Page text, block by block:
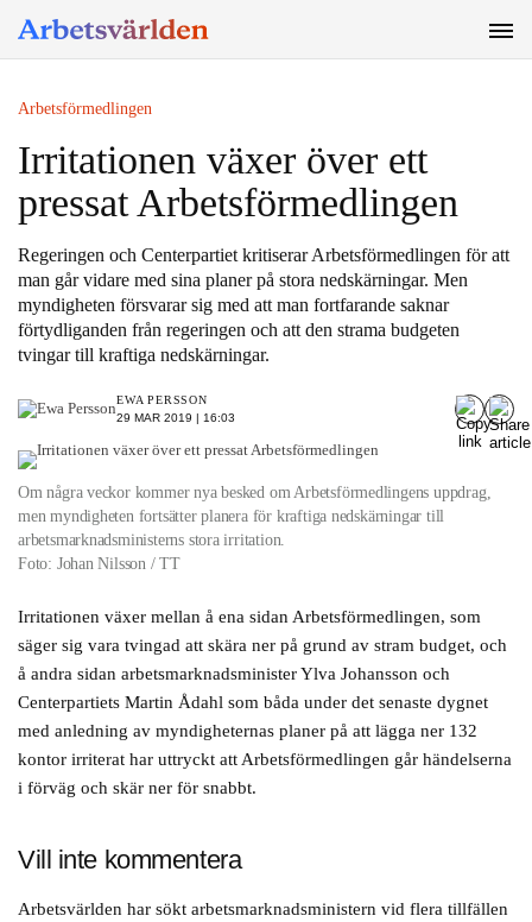
Arbetsförmedlingen
Irritationen växer över ett
pressat Arbetsförmedlingen
Regeringen och Centerpartiet kritiserar Arbetsförmedlingen för att
man går vidare med sina planer på stora nedskärningar. Men
myndigheten försvarar sig med att man fortfarande saknar
förtydliganden från regeringen och att den strama budgeten
tvingar till kraftiga nedskärningar.
EWA PERSSON
29 MAR 2019 | 16:03
Om några veckor kommer nya besked om Arbetsförmedlingens uppdrag,
men myndigheten fortsätter planera för kraftiga nedskärningar till
arbetsmarknadsministerns stora irritation.
Foto: Johan Nilsson / TT
Irritationen växer mellan å ena sidan Arbetsförmedlingen, som
säger sig vara tvingad att skära ner på grund av stram budget, och
å andra sidan arbetsmarknadsminister Ylva Johansson och
Centerpartiets Martin Ådahl som båda under det senaste dygnet
med anledning av myndigheternas planer på att lägga ner 132
kontor irriterat har uttryckt att Arbetsförmedlingen går händelserna
i förväg och skär ner för snabbt.
Vill inte kommentera
Arbetsvärlden har sökt arbetsmarknadsministern vid flera tillfällen